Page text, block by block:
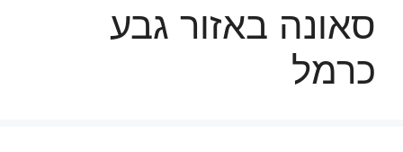
סאונה באזור גבע
כרמל